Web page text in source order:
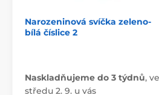
Narozeninová svíčka zeleno-
bílá číslice 2
Naskladňujeme do 3 týdnů, ve
středu 2. 9. u vás